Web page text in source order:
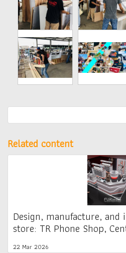
Related content
Design, manufacture,
store: TR Phone Shop,
22 Mar 2026